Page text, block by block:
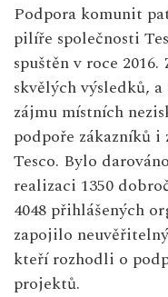
Podpora komunit
pilíře společnosti
spuštěn v roce
skvělých výsledků,
zájmu místních
podpoře zákazníků i
Tesco. Bylo
realizaci 1350
4048 přihlášených
zapojilo
kteří rozhodli o
projektů.